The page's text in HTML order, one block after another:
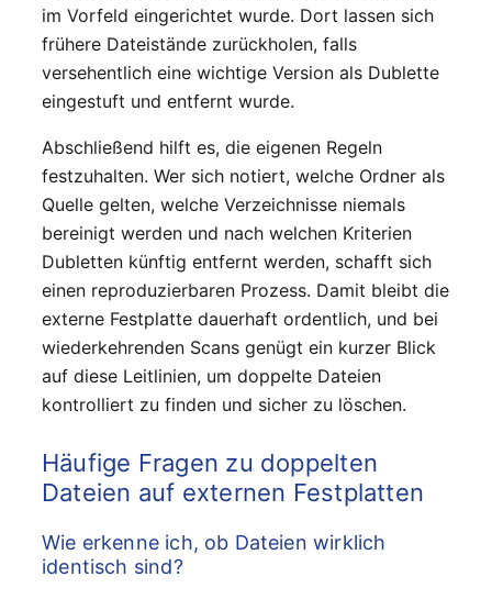
im Vorfeld eingerichtet wurde. Dort lassen sich
frühere Dateistände zurückholen, falls
versehentlich eine wichtige Version als Dublette
eingestuft und entfernt wurde.
Abschließend hilft es, die eigenen Regeln
festzuhalten. Wer sich notiert, welche Ordner als
Quelle gelten, welche Verzeichnisse niemals
bereinigt werden und nach welchen Kriterien
Dubletten künftig entfernt werden, schafft sich
einen reproduzierbaren Prozess. Damit bleibt die
externe Festplatte dauerhaft ordentlich, und bei
wiederkehrenden Scans genügt ein kurzer Blick
auf diese Leitlinien, um doppelte Dateien
kontrolliert zu finden und sicher zu löschen.
Häufige Fragen zu doppelten
Dateien auf externen Festplatten
Wie erkenne ich, ob Dateien wirklich
identisch sind?